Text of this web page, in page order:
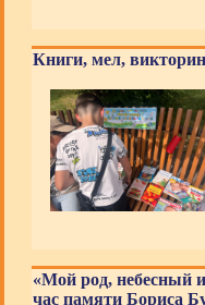
Книги, мел,
«Мой род, небесный
час памяти Бориса